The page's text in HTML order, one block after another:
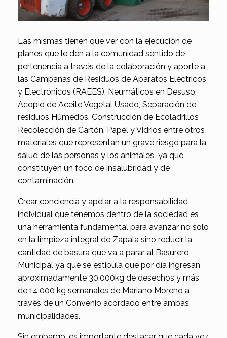
Las mismas tienen que ver con la ejecución de
planes que le den a la comunidad sentido de
pertenencia a través de la colaboración y aporte a
las Campañas de Residuos de Aparatos Eléctricos
y Electrónicos (RAEES), Neumáticos en Desuso,
Acopio de Aceite Vegetal Usado, Separación de
residuos Húmedos, Construcción de Ecoladrillos
Recolección de Cartón, Papel y Vidrios entre otros
materiales que representan un grave riesgo para la
salud de las personas y los animales ya que
constituyen un foco de insalubridad y de
contaminación.
Crear conciencia y apelar a la responsabilidad
individual que tenemos dentro de la sociedad es
una herramienta fundamental para avanzar no solo
en la limpieza integral de Zapala sino reducir la
cantidad de basura que va a parar al Basurero
Municipal ya que se estipula que por día ingresan
aproximadamente 30.000kg de desechos y más
de 14.000 kg semanales de Mariano Moreno a
través de un Convenio acordado entre ambas
municipalidades.